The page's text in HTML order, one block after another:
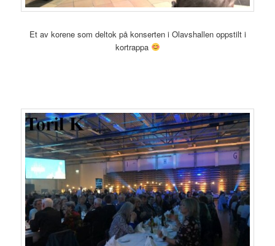
Et av korene som deltok på konserten i Olavshallen oppstilt i
kortrappa